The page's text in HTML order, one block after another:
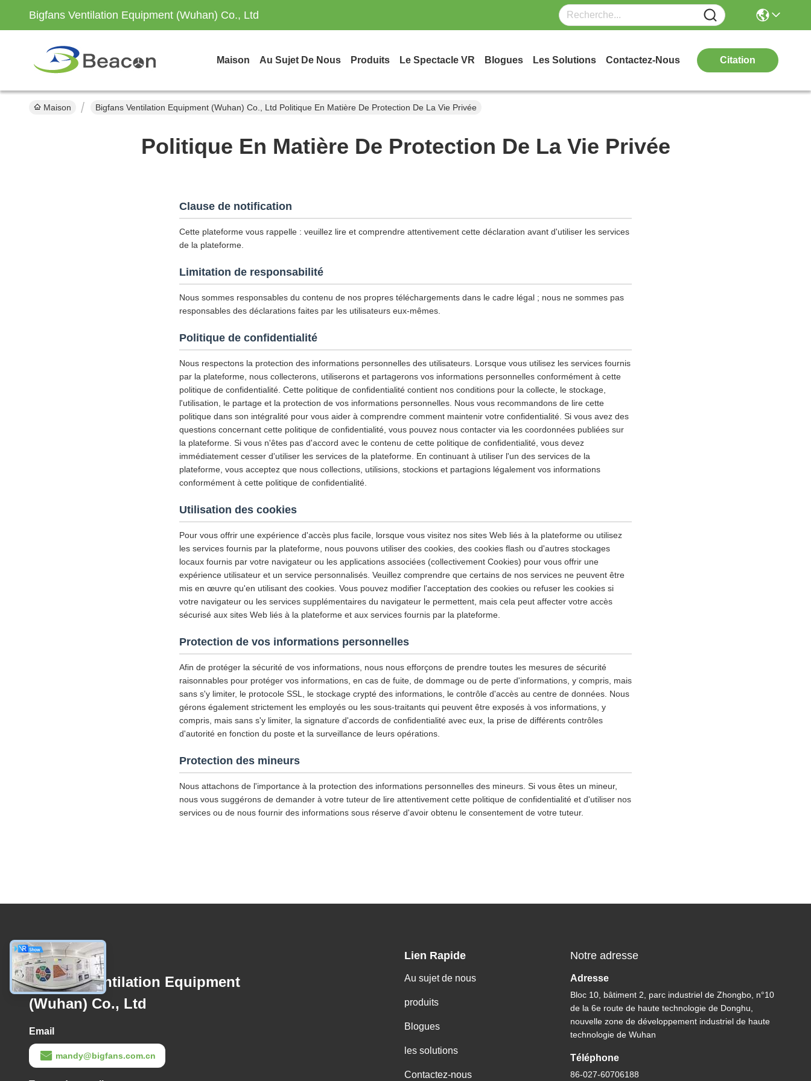
Bigfans Ventilation Equipment (Wuhan) Co., Ltd
Maison Au Sujet De Nous Produits Le Spectacle VR Blogues Les Solutions Contactez-Nous Citation
Maison Bigfans Ventilation Equipment (Wuhan) Co., Ltd Politique En Matière De Protection De La Vie Privée
Politique En Matière De Protection De La Vie Privée
Clause de notification
Cette plateforme vous rappelle : veuillez lire et comprendre attentivement cette déclaration avant d'utiliser les services
de la plateforme.
Limitation de responsabilité
Nous sommes responsables du contenu de nos propres téléchargements dans le cadre légal ; nous ne sommes pas
responsables des déclarations faites par les utilisateurs eux-mêmes.
Politique de confidentialité
Nous respectons la protection des informations personnelles des utilisateurs. Lorsque vous utilisez les services fournis
par la plateforme, nous collecterons, utiliserons et partagerons vos informations personnelles conformément à cette
politique de confidentialité. Cette politique de confidentialité contient nos conditions pour la collecte, le stockage,
l'utilisation, le partage et la protection de vos informations personnelles. Nous vous recommandons de lire cette
politique dans son intégralité pour vous aider à comprendre comment maintenir votre confidentialité. Si vous avez des
questions concernant cette politique de confidentialité, vous pouvez nous contacter via les coordonnées publiées sur
la plateforme. Si vous n'êtes pas d'accord avec le contenu de cette politique de confidentialité, vous devez
immédiatement cesser d'utiliser les services de la plateforme. En continuant à utiliser l'un des services de la
plateforme, vous acceptez que nous collections, utilisions, stockions et partagions légalement vos informations
conformément à cette politique de confidentialité.
Utilisation des cookies
Pour vous offrir une expérience d'accès plus facile, lorsque vous visitez nos sites Web liés à la plateforme ou utilisez
les services fournis par la plateforme, nous pouvons utiliser des cookies, des cookies flash ou d'autres stockages
locaux fournis par votre navigateur ou les applications associées (collectivement Cookies) pour vous offrir une
expérience utilisateur et un service personnalisés. Veuillez comprendre que certains de nos services ne peuvent être
mis en œuvre qu'en utilisant des cookies. Vous pouvez modifier l'acceptation des cookies ou refuser les cookies si
votre navigateur ou les services supplémentaires du navigateur le permettent, mais cela peut affecter votre accès
sécurisé aux sites Web liés à la plateforme et aux services fournis par la plateforme.
Protection de vos informations personnelles
Afin de protéger la sécurité de vos informations, nous nous efforçons de prendre toutes les mesures de sécurité
raisonnables pour protéger vos informations, en cas de fuite, de dommage ou de perte d'informations, y compris, mais
sans s'y limiter, le protocole SSL, le stockage crypté des informations, le contrôle d'accès au centre de données. Nous
gérons également strictement les employés ou les sous-traitants qui peuvent être exposés à vos informations, y
compris, mais sans s'y limiter, la signature d'accords de confidentialité avec eux, la prise de différents contrôles
d'autorité en fonction du poste et la surveillance de leurs opérations.
Protection des mineurs
Nous attachons de l'importance à la protection des informations personnelles des mineurs. Si vous êtes un mineur,
nous vous suggérons de demander à votre tuteur de lire attentivement cette politique de confidentialité et d'utiliser nos
services ou de nous fournir des informations sous réserve d'avoir obtenu le consentement de votre tuteur.
Contactez-nous
Bigfans Ventilation Equipment
(Wuhan) Co., Ltd
Email
mandy@bigfans.com.cn
Lien Rapide
Au sujet de nous
produits
Blogues
les solutions
Contactez-nous
Notre adresse
Adresse
Bloc 10, bâtiment 2, parc industriel de Zhongbo, n°10
de la 6e route de haute technologie de Donghu,
nouvelle zone de développement industriel de haute
technologie de Wuhan
Téléphone
86-027-60706188